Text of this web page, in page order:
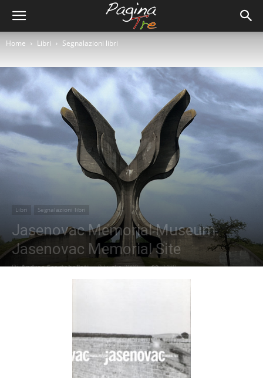
Home Libri Segnalazioni libri
Libri Segnalazioni libri
Jasenovac Memorial Museum.
Jasenovac Memorial Site
Di Andrea Scartabellati - 9 Luglio 2009 2480